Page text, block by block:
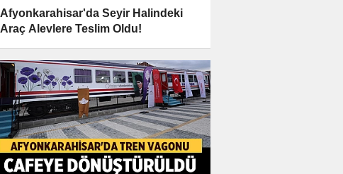
Afyonkarahisar'da Seyir Halindeki
Araç Alevlere Teslim Oldu!